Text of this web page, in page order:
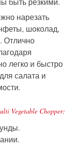
нарезать
шоколад,
Отлично
легко и быстро
салата и
Vegetable Chopper: